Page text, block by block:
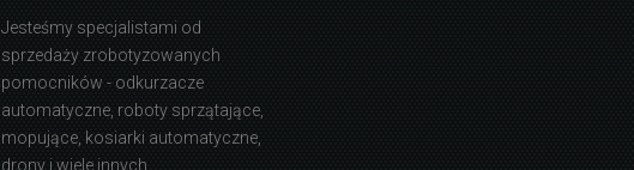
Jesteśmy specjalistami od
sprzedaży zrobotyzowanych
pomocników - odkurzacze
automatyczne, roboty sprzątające,
mopujące, kosiarki automatyczne,
drony i wiele innych